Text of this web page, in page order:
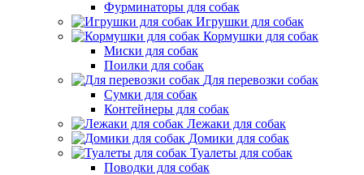
Фурминаторы для собак
Игрушки для собак
Кормушки для собак
Миски для собак
Поилки для собак
Для перевозки собак
Сумки для собак
Контейнеры для собак
Лежаки для собак
Домики для собак
Туалеты для собак
Поводки для собак